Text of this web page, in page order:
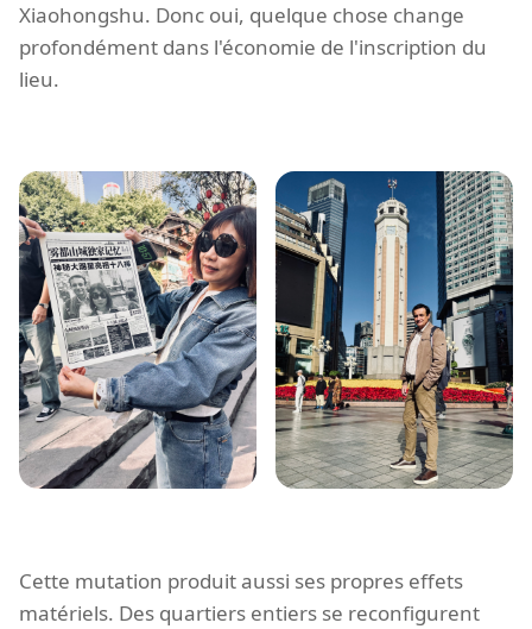
Xiaohongshu. Donc oui, quelque chose change
profondément dans l'économie de l'inscription du
lieu.
Cette mutation produit aussi ses propres effets
matériels. Des quartiers entiers se reconfigurent